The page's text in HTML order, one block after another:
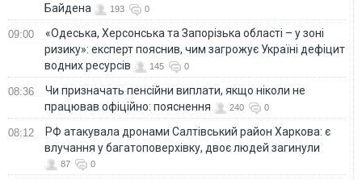
Байдена
193 0
09:00
«Одеська, Херсонська та Запорізька області – у зоні
ризику»: експерт пояснив, чим загрожує Україні дефіцит
водних ресурсів
145 0
08:36
Чи призначать пенсійни виплати, якщо ніколи не
працював офіційно: пояснення
240 0
08:12
РФ атакувала дронами Салтівський район Харкова: є
влучання у багатоповерхівку, двоє людей загинули
87 0